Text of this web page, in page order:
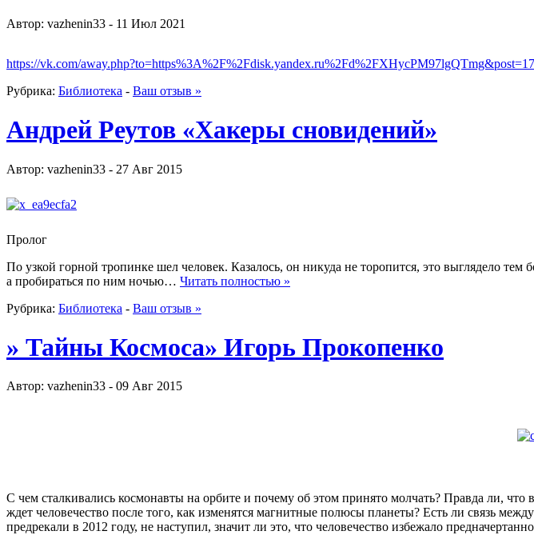
Автор: vazhenin33 - 11 Июл 2021
https://vk.com/
Рубрика: Библиотека - Ваш отзыв »
Андрей Реутов «Хакеры сновидений»
Автор: vazhenin33 - 27 Авг 2015
Пролог
По узкой горной тропинке шел человек. Казалось, он никуда не торопится, это выглядело
а пробираться по ним ночью… Читать полностью »
Рубрика: Библиотека - Ваш отзыв »
» Тайны Космоса» Игорь Прокопенко
Автор: vazhenin33 - 09 Авг 2015
С чем сталкивались космонавты на орбите и почему об этом принято молчать? Правда ли,
ждет человечество после того, как изменятся магнитные полюсы планеты? Есть ли связь
предрекали в 2012 году, не наступил, значит ли это, что человечество избежало